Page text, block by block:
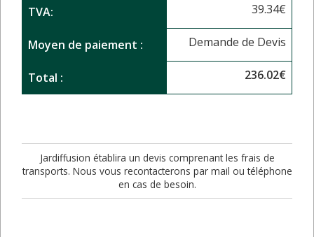
TVA: 39.34€
Moyen de paiement : Demande de Devis
Total : 236.02€
Jardiffusion établira un devis comprenant les frais de
transports. Nous vous recontacterons par mail ou téléphone
en cas de besoin.